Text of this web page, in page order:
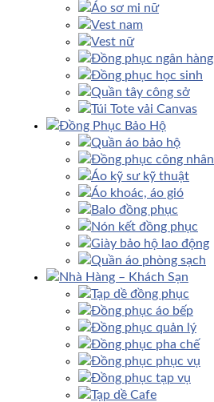
Áo sơ mi nữ
Vest nam
Vest nữ
Đồng phục ngân hàng
Đồng phục học sinh
Quần tây công sở
Túi Tote vải Canvas
Đồng Phục Bảo Hộ
Quần áo bảo hộ
Đồng phục công nhân
Áo kỹ sư kỹ thuật
Áo khoác, áo gió
Balo đồng phục
Nón kết đồng phục
Giày bảo hộ lao động
Quần áo phòng sạch
Nhà Hàng – Khách Sạn
Tạp dề đồng phục
Đồng phục áo bếp
Đồng phục quản lý
Đồng phục pha chế
Đồng phục phục vụ
Đồng phục tạp vụ
Tạp dề Cafe